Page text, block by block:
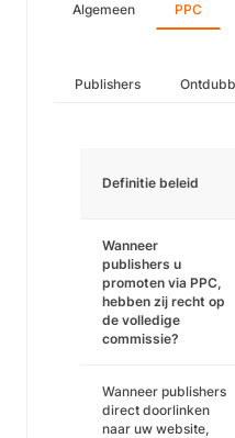
Algemeen PPC
Publishers
Definitie beleid
Wanneer
publishers u
promoten via PPC,
hebben zij recht op
de volledige
commissie?
Wanneer publishers
direct doorlinken
naar uw website,